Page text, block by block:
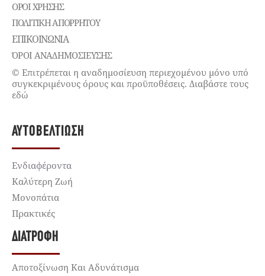
ΌΡΟΙ ΧΡΉΣΗΣ
ΠΟΛΙΤΙΚΉ ΑΠΟΡΡΉΤΟΥ
ΕΠΙΚΟΙΝΩΝΊΑ
ΌΡΟΙ ΑΝΑΔΗΜΟΣΙΕΥΣΗΣ
© Επιτρέπεται η αναδημοσίευση περιεχομένου μόνο υπό
συγκεκριμένους όρους και προϋποθέσεις. Διαβάστε τους
εδώ
ΑΥΤΟΒΕΛΤΊΩΣΗ
Ενδιαφέροντα
Καλύτερη Ζωή
Μονοπάτια
Πρακτικές
ΔΙΑΤΡΟΦΉ
Αποτοξίνωση Και Αδυνάτισμα